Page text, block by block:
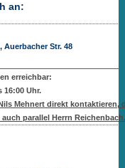
an:
Auerbacher Str. 48
erreichbar:
16:00 Uhr.
Mehnert direkt kontaktieren,
parallel Herrn Reichenbach.